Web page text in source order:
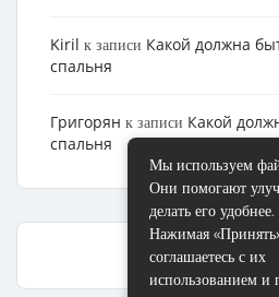
Kiril к записи Какой должна
спальня
Григорян к записи Какой
спальня
Мы используем
Они помогают
делать его удобнее.
Нажимая
соглашаетесь с их
использованием и